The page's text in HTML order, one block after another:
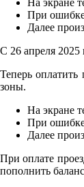
При ошибке
Далее
С 26 апреля 2025
Теперь
зоны.
На экране
При ошибке
Далее
При оплате
пополнить